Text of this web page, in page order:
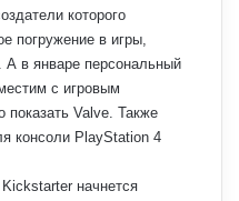
которого
погружение в игры,
А в январе персональный
с игровым
Valve. Также
консоли PlayStation 4
начнется